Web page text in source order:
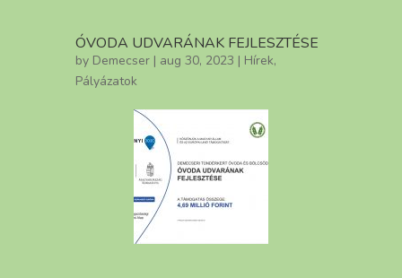
ÓVODA UDVARÁNAK FEJLESZTÉSE
by Demecser | aug 30, 2023 | Hírek,
Pályázatok